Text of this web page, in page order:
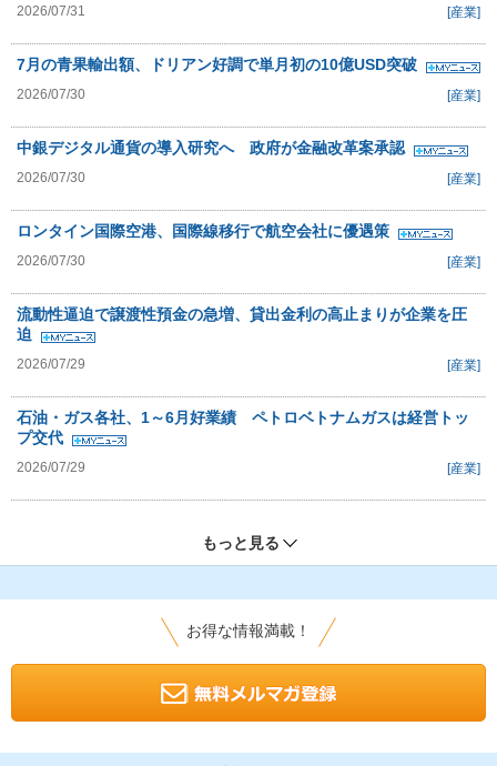
2026/07/31 [産業]
7月の青果輸出額、ドリアン好調で単月初の10億USD突破
2026/07/30 [産業]
中銀デジタル通貨の導入研究へ 政府が金融改革案承認
2026/07/30 [産業]
ロンタイン国際空港、国際線移行で航空会社に優遇策
2026/07/30 [産業]
流動性逼迫で譲渡性預金の急増、貸出金利の高止まりが企業を圧
迫
2026/07/29 [産業]
石油・ガス各社、1～6月好業績 ペトロベトナムガスは経営トッ
プ交代
2026/07/29 [産業]
もっと見る
お得な情報満載！